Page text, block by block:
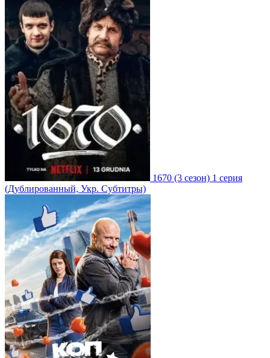
1670 (3 сезон) 1 серия
(Дублированный, Укр. Субтитры)